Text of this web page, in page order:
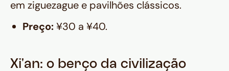
em ziguezague e pavilhões clássicos.
Preço:¥30 a ¥40.
Xi'an: o berço da civilização